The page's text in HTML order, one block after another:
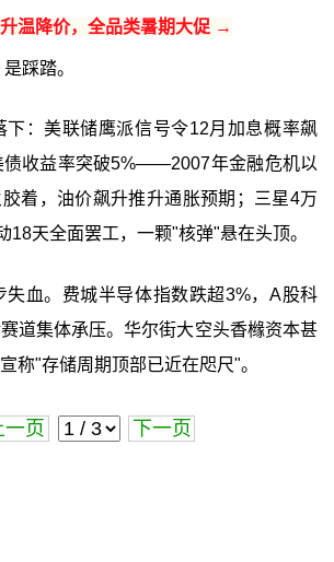
温降价，全品类暑期大促 →
踩踏。
下：美联储鹰派信号令12月加息概率飙
债收益率突破5%——2007年金融危机以
着，油价飙升推升通胀预期；三星4万
18天全面罢工，一颗"核弹"悬在头顶。
失血。费城半导体指数跌超3%，A股科
道集体承压。华尔街大空头香橼资本甚
称"存储周期顶部已近在咫尺"。
一页 下一页